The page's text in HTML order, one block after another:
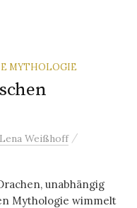
MYTHOLOGIE
Lena Weißhoff /
unabhängig
Mythologie wimmelt